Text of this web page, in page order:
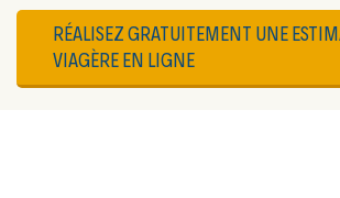
RÉALISEZ GRATUITEMENT UNE
VIAGÈRE EN LIGNE